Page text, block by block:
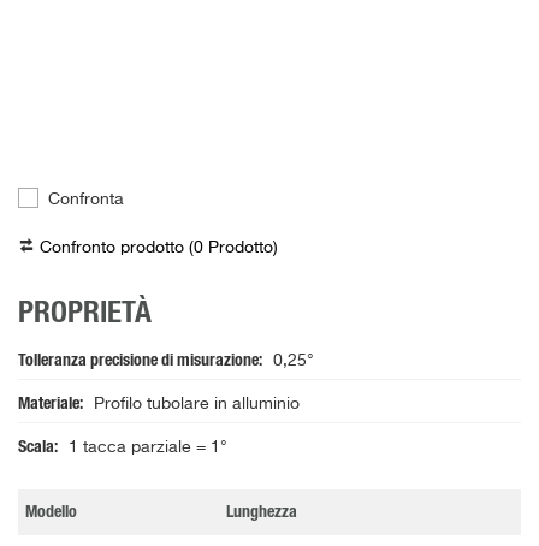
Confronta
Confronto prodotto (0 Prodotto)
PROPRIETÀ
Tolleranza precisione di misurazione 0,25°
Materiale Profilo tubolare in alluminio
Scala 1 tacca parziale = 1°
Modello Lunghezza